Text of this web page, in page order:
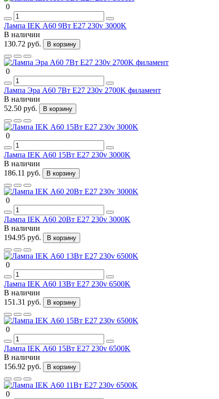
0
Лампа IEK А60 9Вт Е27 230v 3000K
В наличии
130.72 руб.
В корзину
0
Лампа Эра А60 7Вт Е27 230v 2700K филамент
В наличии
52.50 руб.
В корзину
0
Лампа IEK А60 15Вт Е27 230v 3000K
В наличии
186.11 руб.
В корзину
0
Лампа IEK А60 20Вт Е27 230v 3000K
В наличии
194.95 руб.
В корзину
0
Лампа IEK А60 13Вт Е27 230v 6500K
В наличии
151.31 руб.
В корзину
0
Лампа IEK А60 15Вт Е27 230v 6500K
В наличии
156.92 руб.
В корзину
0